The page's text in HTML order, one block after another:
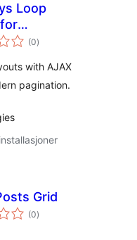
Loop
(0totale
vurderinger
)
with AJAX
pagination.
Grid
(0totale
vurderinger
)